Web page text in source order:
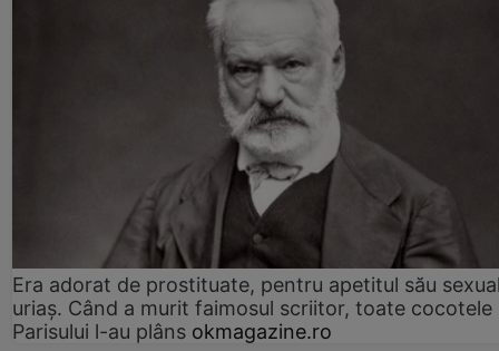
Era adorat de prostituate, pentru apetitul său
uriaș. Când a murit faimosul scriitor, toate cocotele
Parisului l-au plâns okmagazine.ro